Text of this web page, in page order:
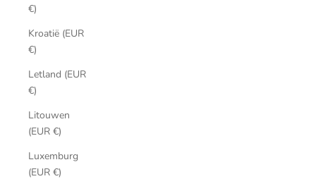
€)
Kroatië (EUR
€)
Letland (EUR
€)
Litouwen
(EUR €)
Luxemburg
(EUR €)